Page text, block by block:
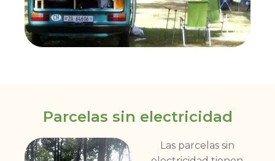
Parcelas sin electricidad
Las parcelas sin